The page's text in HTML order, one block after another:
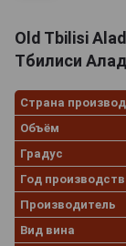
Old Tbilisi
Тбилиси
Страна
Объём
Градус
Год
Производитель
Вид вина